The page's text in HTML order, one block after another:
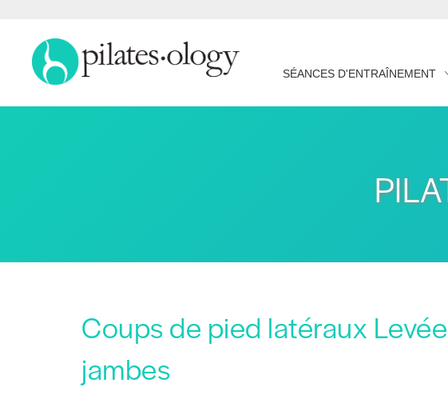
SÉANCES D'ENTRAÎNEMENT
Coups de pied latéraux
jambes